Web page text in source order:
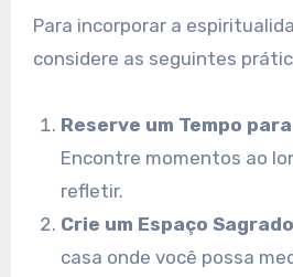
Para incorporar a
considere as seguintes
Reserve um Tempo
Encontre momentos ao
refletir.
Crie um Espaço
casa onde você possa